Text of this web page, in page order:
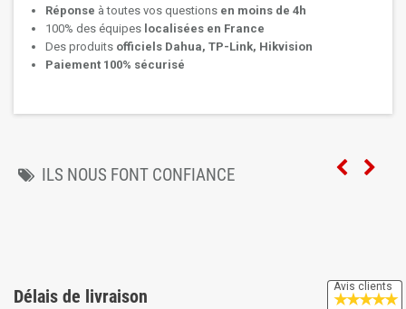
Réponse à toutes vos questions en moins de 4h
100% des équipes localisées en France
Des produits officiels Dahua, TP-Link, Hikvision
Paiement 100% sécurisé
ILS NOUS FONT CONFIANCE
Délais de livraison Avis clients
★★★★★